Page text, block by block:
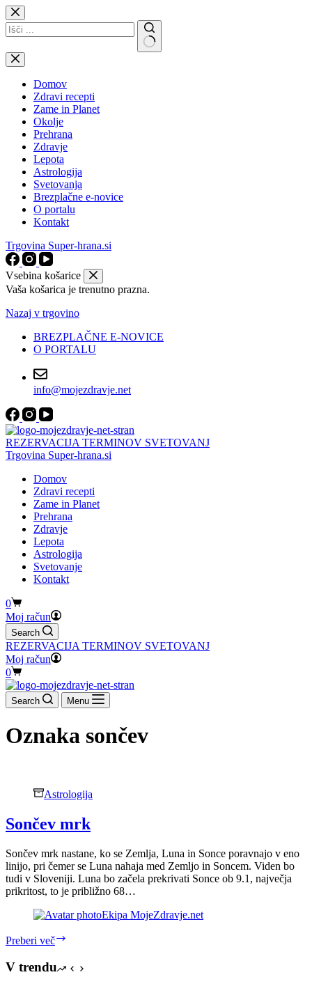
Skip
to
content
No
results
Domov
Zdravi recepti
Zame in Planet
Okolje
Prehrana
Zdravje
Lepota
Astrologija
Svetovanja
Brezplačne e-novice
O portalu
Kontakt
Trgovina Super-hrana.si
Vsebina košarice
Vaša košarica je trenutno prazna.
Nazaj v trgovino
BREZPLAČNE E-NOVICE
O PORTALU
info@mojezdravje.net
REZERVACIJA TERMINOV SVETOVANJ
Trgovina Super-hrana.si
Domov
Zdravi recepti
Zame in Planet
Prehrana
Zdravje
Lepota
Astrologija
Svetovanje
Kontakt
Shopping
cart
0
Moj račun
Search
REZERVACIJA TERMINOV SVETOVANJ
Moj račun
Shopping
cart
0
Search Menu
Oznaka sončev
Astrologija
Sončev mrk
Sončev mrk nastane, ko se Zemlja, Luna in Sonce poravnajo v eno
linijo, pri čemer se Luna nahaja med Zemljo in Soncem. Viden bo
tudi v Sloveniji. Luna bo začela prekrivati Sonce ob 9.1, največja
prikritost, to je približno 68…
Ekipa MojeZdravje.net
Preberi več
V trendu